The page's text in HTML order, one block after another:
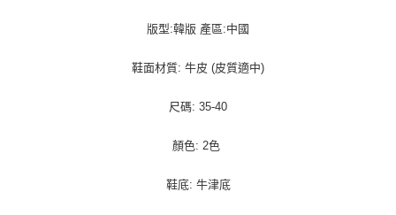
版型:韓版 產區:中國
鞋面材質: 牛皮 (皮質適中)
尺碼: 35-40
顏色: 2色
鞋底: 牛津底